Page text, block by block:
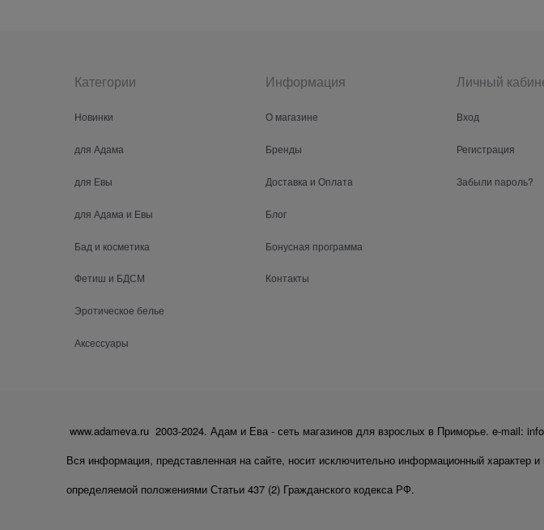
Категории
Новинки
для Адама
для Евы
для Адама и Евы
Бад и косметика
Фетиш и БДСМ
Эротическое белье
Аксессуары
Информация
О магазине
Бренды
Доставка и Оплата
Блог
Бонусная программа
Контакты
Личный
Вход
Регистрация
Забыли пароль?
www.adameva.ru 2003-2024. Адам и Ева - сеть магазинов для взрослых в Приморье. e-mail:
Вся информация, представленная на сайте, носит исключительно информационный характер
определяемой положениями Статьи 437 (2) Гражданского кодекса РФ.